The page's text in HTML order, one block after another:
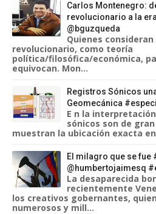
Carlos Montenegro:
revolucionario a la
@bguzqueda
Quienes
revolucionario, como teoría
política/filosófica/económica,
equivocan. Mon...
Registros Sónicos
Geomecánica
E n la
sónicos son de
muestran la ubicación exacta
El milagro que se fue
@humbertojaimesq
La desaparecida
recientemente
los creativos gobernantes,
numerosos y mill...